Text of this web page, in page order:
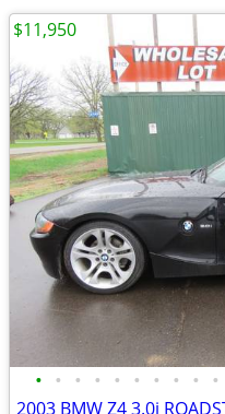
• • • • • • • • • •
$11,950